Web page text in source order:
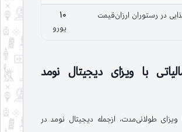
در رستوران ارزان‌قیمت
10
یورو
با ویزای دیجیتال نومد
ویزای طولانی‌مدت، ازجمله دیجیتال نومد در